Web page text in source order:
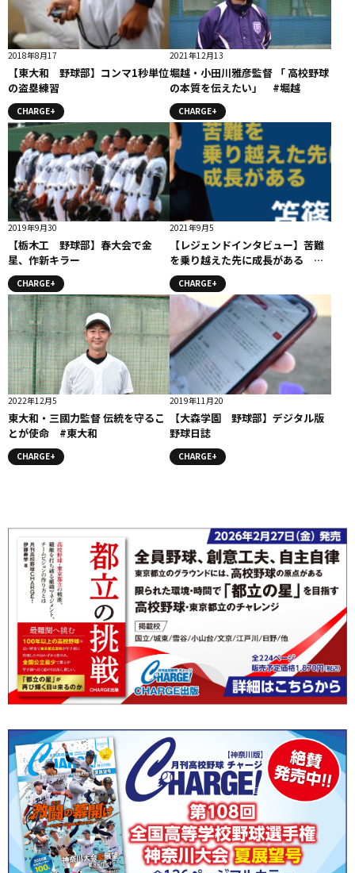
2018年8月17
【東大和 野球部】コンマ1秒単位
の盗塁練習
CHARGE+
2021年12月13
堀越・小田川雅彦監督 「 高校野球
の本質を伝えたい」 #堀越
CHARGE+
2019年9月30
【栃木工 野球部】春大会で金
星、作新キラー
CHARGE+
2021年9月5
【レジェンドインタビュー】苦難
を乗り越えた先に成長がある 笘
篠賢治(元ヤクルト、広島）
CHARGE+
2022年12月5
東大和・三國力監督 伝統を守るこ
とが使命 #東大和
CHARGE+
2019年11月20
【大森学園 野球部】デジタル版
野球日誌
CHARGE+